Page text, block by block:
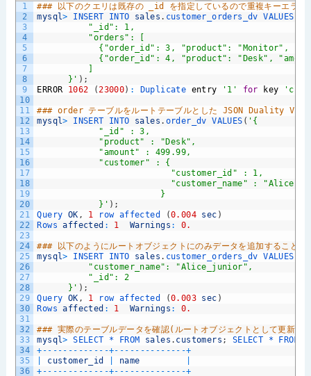
1
2
3
4
5
6
7
8
9
10
11
12
13
14
15
16
17
18
19
20
21
22
23
24
25
26
27
28
29
30
31
32
33
34
35
36
### 以下のクエリは既存の _id を指定しているので重複キーエラー
mysql> INSERT INTO sales . customer_orders_dv VALUES
"_id": 1,
"orders": [
{"order_id": 3, "product": "Monitor",
{"order_id": 4, "product": "Desk",
]
}' ) ;
ERROR
1062 ( 23000) : Duplicate entry '1' for key
### order テーブルをルートテーブルとした JSON Duality View
mysql> INSERT INTO sales . order_dv VALUES ( '{
"_id" : 3,
"product" : "Desk",
"amount" : 499.99,
"customer" : {
"customer_id" : 1,
"customer_name" : "Alice"
}
}' ) ;
Query OK , 1 row affected (0.004 sec )
Rows affected : 1 Warnings : 0.
### 以下のようにルートオブジェクトにのみデータを追加することは
mysql> INSERT INTO sales . customer_orders_dv VALUES
"customer_name": "Alice_junior",
"_id": 2
}' ) ;
Query OK , 1 row affected (0.003 sec )
Rows affected : 1 Warnings : 0.
### 実際のテーブルデータを確認(ルートオブジェクトとして更新
mysql> SELECT * FROM sales . customers ; SELECT * FROM
+ -- -- -- -- -- -- -+-- -- -- -- -- -- --+
customer_id name
+ -- -- -- -- -- -- -+-- -- -- -- -- -- --+